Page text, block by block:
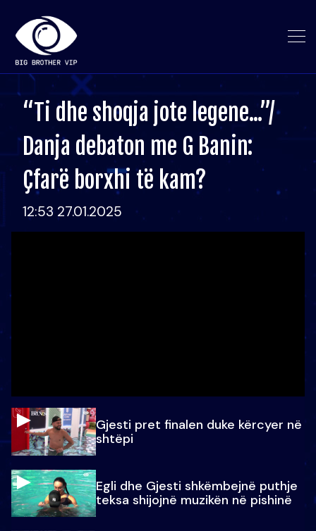
“Ti dhe shoqja jote legene...”/
Danja debaton me G Banin:
Çfarë borxhi të kam?
12:53 27.01.2025
Gjesti pret finalen duke kërcyer në
shtëpi
Egli dhe Gjesti shkëmbejnë puthje
teksa shijojnë muzikën në pishinë